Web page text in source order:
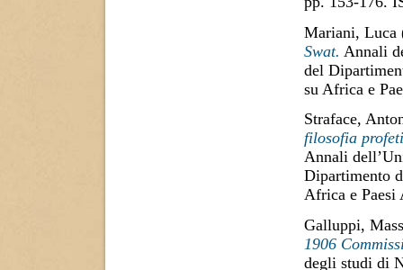
Mariani, Luca
Swat. Annali
del
su Africa e
Straface,
filosofia
Annali
Dipartimento
Africa e Paesi
Galluppi,
1906
degli studi di